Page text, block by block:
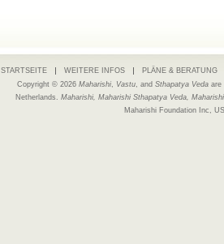
STARTSEITE WEITERE INFOS
PLÄNE & BERATUNG
Copyright © 2026 Maharishi, Vastu, and Sthapatya Veda are
Netherlands. Maharishi, Maharishi Sthapatya Veda,
Maharishi Foundation Inc,